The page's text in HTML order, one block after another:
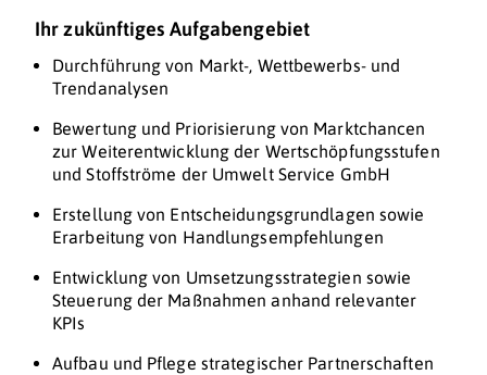
Ihr zukünftiges Aufgabengebiet
Durchführung von Markt-, Wettbewerbs- und
Trendanalysen
Bewertung und Priorisierung von Marktchancen
zur Weiterentwicklung der Wertschöpfungsstufen
und Stoffströme der Umwelt Service GmbH
Erstellung von Entscheidungsgrundlagen sowie
Erarbeitung von Handlungsempfehlungen
Entwicklung von Umsetzungsstrategien sowie
Steuerung der Maßnahmen anhand relevanter
KPIs
Aufbau und Pflege strategischer Partnerschaften